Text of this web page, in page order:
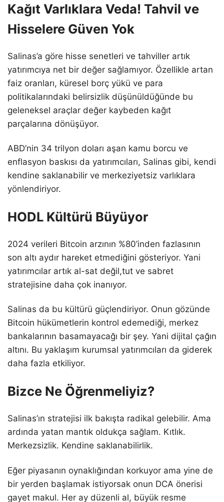
Kağıt Varlıklara Veda! Tahvil ve
Hisselere Güven Yok
Salinas’a göre hisse senetleri ve tahviller artık
yatırımcıya net bir değer sağlamıyor. Özellikle artan
faiz oranları, küresel borç yükü ve para
politikalarındaki belirsizlik düşünüldüğünde bu
geleneksel araçlar değer kaybeden kağıt
parçalarına dönüşüyor.
ABD’nin 34 trilyon doları aşan kamu borcu ve
enflasyon baskısı da yatırımcıları, Salinas gibi, kendi
kendine saklanabilir ve merkeziyetsiz varlıklara
yönlendiriyor.
HODL Kültürü Büyüyor
2024 verileri Bitcoin arzının %80’inden fazlasının
son altı aydır hareket etmediğini gösteriyor. Yani
yatırımcılar artık al-sat değil,tut ve sabret
stratejisine daha çok inanıyor.
Salinas da bu kültürü güçlendiriyor. Onun gözünde
Bitcoin hükümetlerin kontrol edemediği, merkez
bankalarının basamayacağı bir şey. Yani dijital çağın
altını. Bu yaklaşım kurumsal yatırımcıları da giderek
daha fazla etkiliyor.
Bizce Ne Öğrenmeliyiz?
Salinas’ın stratejisi ilk bakışta radikal gelebilir. Ama
ardında yatan mantık oldukça sağlam. Kıtlık.
Merkezsizlik. Kendine saklanabilirlik.
Eğer piyasanın oynaklığından korkuyor ama yine de
bir yerden başlamak istiyorsak onun DCA önerisi
gayet makul. Her ay düzenli al, büyük resme